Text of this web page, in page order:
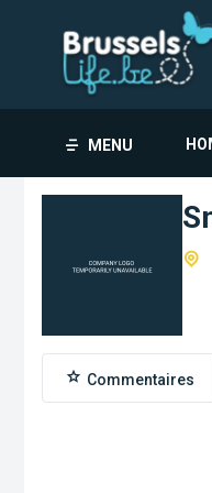
MENU
Commentaires